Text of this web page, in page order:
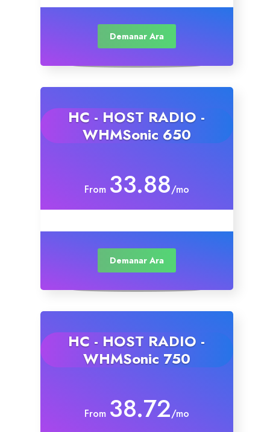
Registrar un Nou Domini
transferir un Domini
Demanar Ara
HC - HOST RADIO -
WHMSonic 650
From 33.88/mo
Demanar Ara
HC - HOST RADIO -
WHMSonic 750
From 38.72/mo